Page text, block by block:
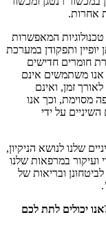
אחרות.
המאפשרות
ותפקודן במערכת
חומרים חדישים
אנו משתמשים אינם
זמן, ואינם
מסוימת, וכך אנו
על ידי
שלנו לנושא הניקיון,
ועיקור במרפאות שלנו
ובריאות של
יכולים לתת לכם